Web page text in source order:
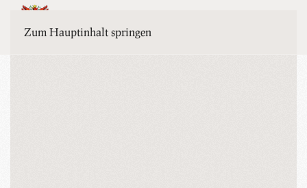
Zum Hauptinhalt springen